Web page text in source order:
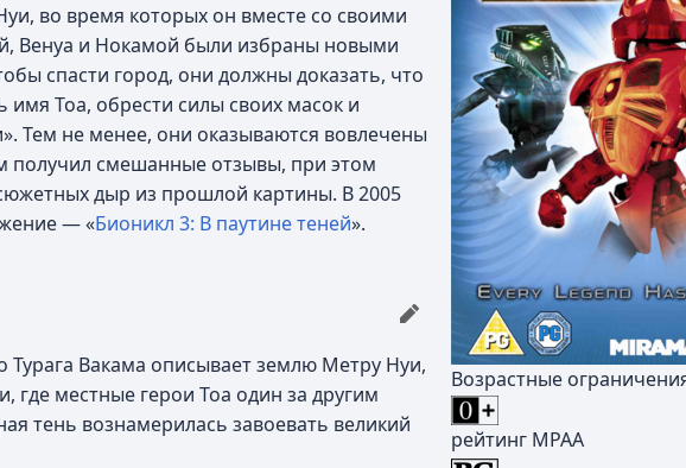
Возрастные
рейтинг MPAA
во время которых он вместе со своими
Венуа и Нокамой были избраны новыми
спасти город, они должны доказать, что
Тоа, обрести силы своих масок и
Тем не менее, они оказываются вовлечены
получил смешанные отзывы, при этом
дыр из прошлой картины. В 2005
— «Бионикл 3: В паутине теней».
Турага Вакама описывает землю Метру Нуи,
где местные герои Тоа один за другим
тень вознамерилась завоевать великий